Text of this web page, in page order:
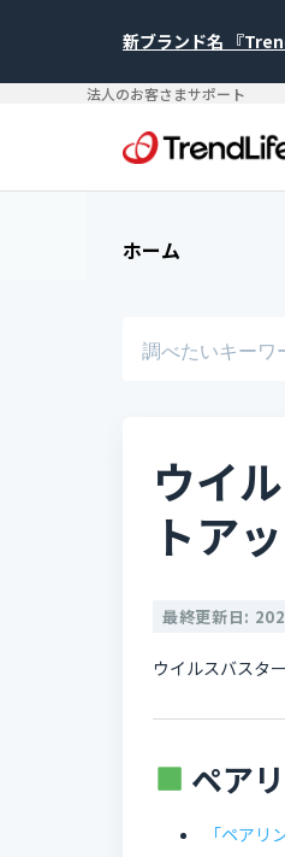
新ブランド名 『
法人のお客さまサポート
ホーム
ウイ
トア
最終更新日:
ウイルスバスタ
ペア
「ペア